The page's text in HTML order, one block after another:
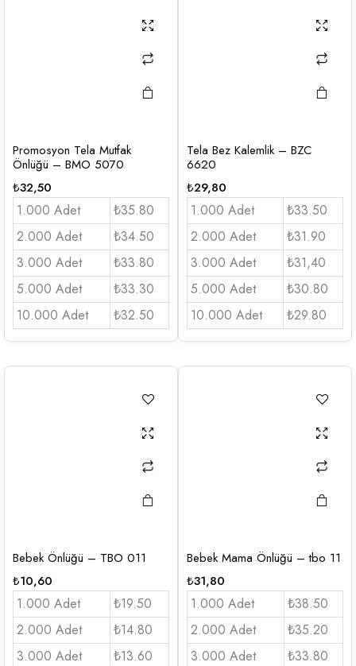
Promosyon Tela Mutfak
Önlüğü – BMO 5070
₺32,50
1.000 Adet
₺35.80
2.000 Adet
₺34.50
3.000 Adet
₺33.80
5.000 Adet
₺33.30
10.000 Adet
₺32.50
Tela Bez Kalemlik – BZC
6620
₺29,80
1.000 Adet
₺33.50
2.000 Adet
₺31.90
3.000 Adet
₺31,40
5.000 Adet
₺30.80
10.000 Adet
₺29.80
Bebek Önlüğü – TBO 011
₺10,60
1.000 Adet
₺19.50
2.000 Adet
₺14.80
3.000 Adet
₺13.60
Bebek Mama Önlüğü – tbo 11
₺31,80
1.000 Adet
₺38.50
2.000 Adet
₺35.20
3.000 Adet
₺33.80